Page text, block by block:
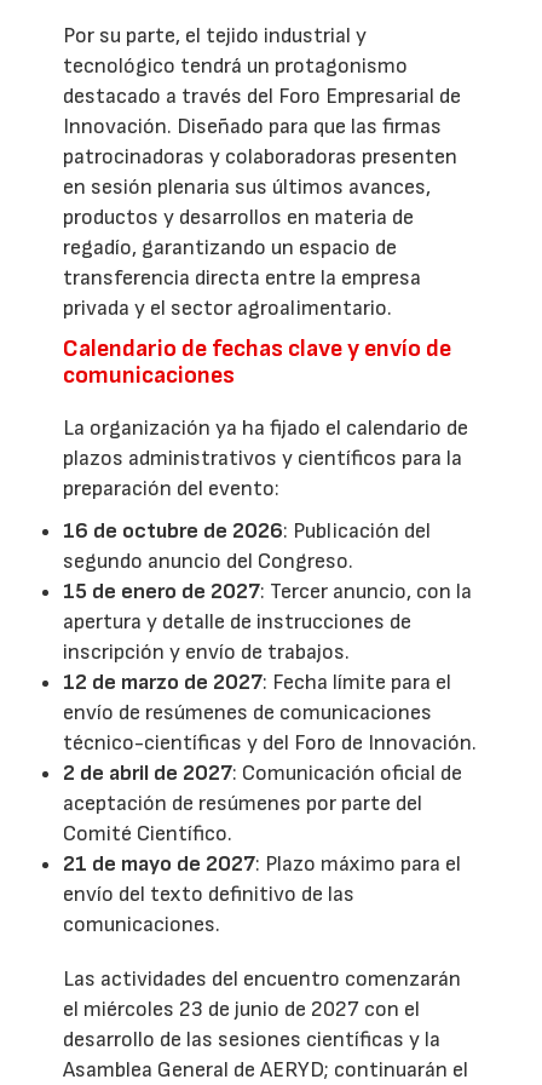
Por su parte, el tejido industrial y
tecnológico tendrá un protagonismo
destacado a través del Foro Empresarial de
Innovación. Diseñado para que las firmas
patrocinadoras y colaboradoras presenten
en sesión plenaria sus últimos avances,
productos y desarrollos en materia de
regadío, garantizando un espacio de
transferencia directa entre la empresa
privada y el sector agroalimentario.
Calendario de fechas clave y envío de
comunicaciones
La organización ya ha fijado el calendario de
plazos administrativos y científicos para la
preparación del evento:
16 de octubre de 2026: Publicación del
segundo anuncio del Congreso.
15 de enero de 2027: Tercer anuncio, con la
apertura y detalle de instrucciones de
inscripción y envío de trabajos.
12 de marzo de 2027: Fecha límite para el
envío de resúmenes de comunicaciones
técnico-científicas y del Foro de Innovación.
2 de abril de 2027: Comunicación oficial de
aceptación de resúmenes por parte del
Comité Científico.
21 de mayo de 2027: Plazo máximo para el
envío del texto definitivo de las
comunicaciones.
Las actividades del encuentro comenzarán
el miércoles 23 de junio de 2027 con el
desarrollo de las sesiones científicas y la
Asamblea General de AERYD; continuarán el